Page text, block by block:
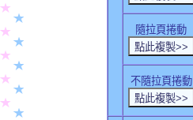
隨拉頁捲動
不隨拉頁捲動